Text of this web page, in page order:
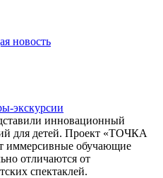
новость
экскурсии
инновационный
для детей. Проект «ТОЧКА
обучающие
отличаются от
спектаклей.